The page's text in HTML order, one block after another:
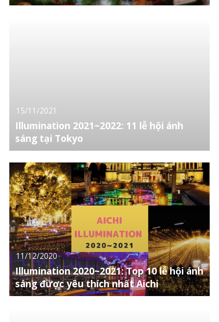
15/11/2021
Illumination 2021~2022: 11 lễ hội ánh
sáng tại Tokyo
11/12/2020
Illumination 2020~2021: Top 10 lễ hội ánh
sáng được yêu thích nhất Aichi